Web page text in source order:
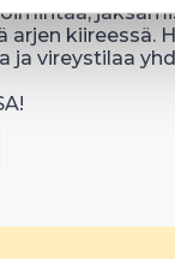
arjen kiireessä.
ja vireystilaa